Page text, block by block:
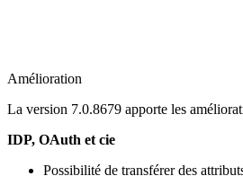
Amélioration
La version 7.0.8679 apporte les
IDP, OAuth et cie
Possibilité de transférer des